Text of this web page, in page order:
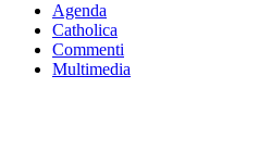
Agenda
Catholica
Commenti
Multimedia